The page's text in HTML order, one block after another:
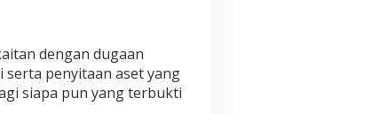
dengan dugaan
serta penyitaan aset yang
siapa pun yang terbukti